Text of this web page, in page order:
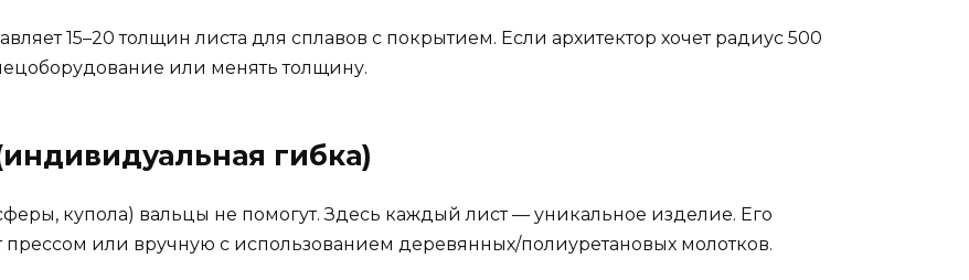
15–20 толщин листа для сплавов с покрытием. Если архитектор хочет радиус 500
или менять толщину.
гибка)
купола) вальцы не помогут. Здесь каждый лист — уникальное изделие. Его
или вручную с использованием деревянных/полиуретановых молотков.